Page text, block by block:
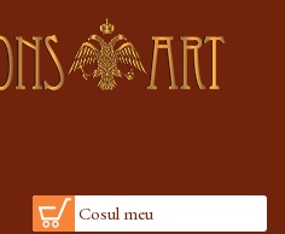
Cosul meu